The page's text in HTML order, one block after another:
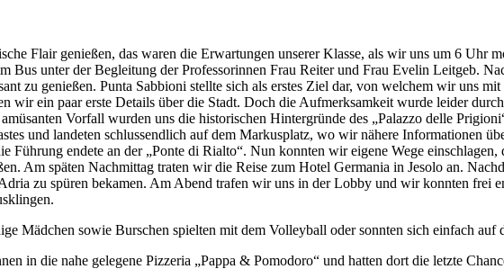
Flair genießen, das waren die Erwartungen unserer Klasse, als wir uns um 6 Uhr
Bus unter der Begleitung der Professorinnen Frau Reiter und Frau Evelin Leitgeb.
zu genießen. Punta Sabbioni stellte sich als erstes Ziel dar, von welchem wir uns
wir ein paar erste Details über die Stadt. Doch die Aufmerksamkeit wurde leider
Vorfall wurden uns die historischen Hintergründe des „Palazzo delle
und landeten schlussendlich auf dem Markusplatz, wo wir nähere Informationen
endete an der „Ponte di Rialto“. Nun konnten wir eigene Wege einschlagen,
Am späten Nachmittag traten wir die Reise zum Hotel Germania in Jesolo an.
zu spüren bekamen. Am Abend trafen wir uns in der Lobby und wir konnten frei
Mädchen sowie Burschen spielten mit dem Volleyball oder sonnten sich einfach auf
in die nahe gelegene Pizzeria „Pappa & Pomodoro“ und hatten dort die letzte